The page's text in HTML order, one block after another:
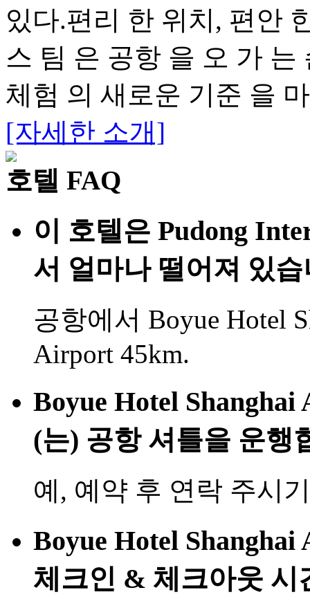
있다.편리 한 위치, 편안
스 팀 은 공항 을 오 가
체험 의 새로운 기준 을
[자세한 소개]
호텔 FAQ
이 호텔은 Pudong
서 얼마나 떨어져 있습
공항에서 Boyue Hotel
Airport 45km.
Boyue Hotel
(는) 공항 셔틀을 운행
예, 예약 후 연락 주시
Boyue Hotel
체크인 & 체크아웃 시